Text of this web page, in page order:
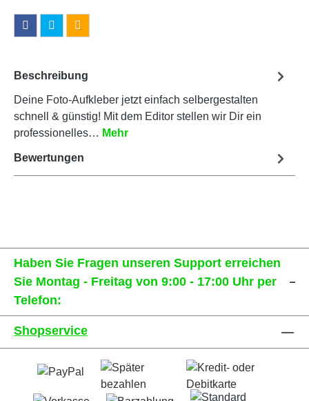
Beschreibung
Deine Foto-Aufkleber jetzt einfach selbergestalten
schnell & günstig! Mit dem Editor stellen wir Dir ein
professionelles… Mehr
Bewertungen
Haben Sie Fragen unseren Support erreichen
Sie Montag - Freitag von 9:00 - 17:00 Uhr per
Telefon:
Shopservice